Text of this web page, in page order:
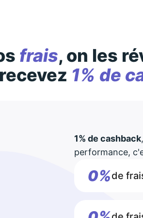
frais, on les
1% de
1% de cashback
performance,
0%de